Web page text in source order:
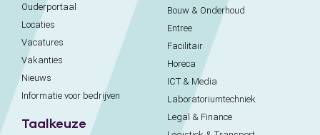
Ouderportaal
Locaties
Vacatures
Vakanties
Nieuws
Informatie voor bedrijven
Taalkeuze
Bouw & Onderhoud
Entree
Facilitair
Horeca
ICT & Media
Laboratoriumtechniek
Legal & Finance